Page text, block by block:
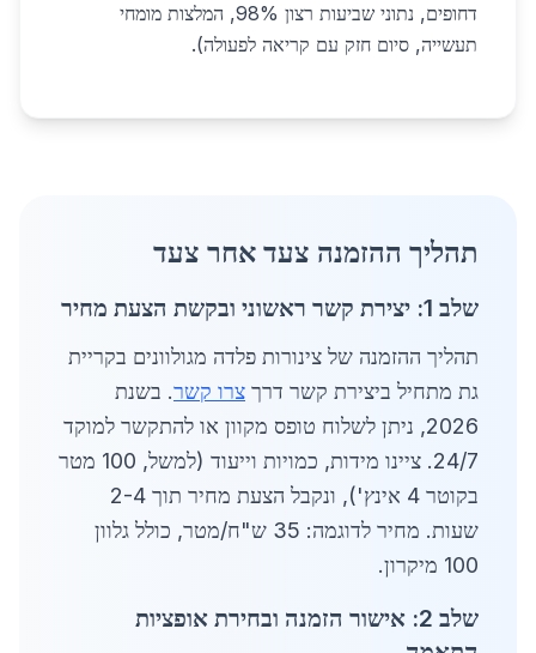
דחופים, נתוני שביעות רצון 98%, המלצות מומחי
תעשייה, סיום חזק עם קריאה לפעולה).
תהליך ההזמנה צעד אחר צעד
שלב 1: יצירת קשר ראשוני ובקשת הצעת מחיר
תהליך ההזמנה של צינורות פלדה מגולוונים בקריית
גת מתחיל ביצירת קשר דרך צרו קשר. בשנת
2026, ניתן לשלוח טופס מקוון או להתקשר למוקד
24/7. ציינו מידות, כמויות וייעוד (למשל, 100 מטר
בקוטר 4 אינץ'), ונקבל הצעת מחיר תוך 2-4
שעות. מחיר לדוגמה: 35 ש"ח/מטר, כולל גלוון
100 מיקרון.
שלב 2: אישור הזמנה ובחירת אופציות